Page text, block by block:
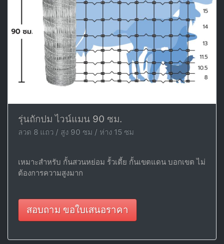
รุ่นถักปม ไวน์แมน 90 ซม.
ลวด 8 แถว / สูง 90 ซม / ห่าง 15 ซม
เหมาะสำหรับ กั้นสวนหย่อม รั้วเตี้ย กั้นเขตแดน บอกเขต ไม่
ต้องการความสูงมาก
สอบถาม ขอใบเสนอราคา